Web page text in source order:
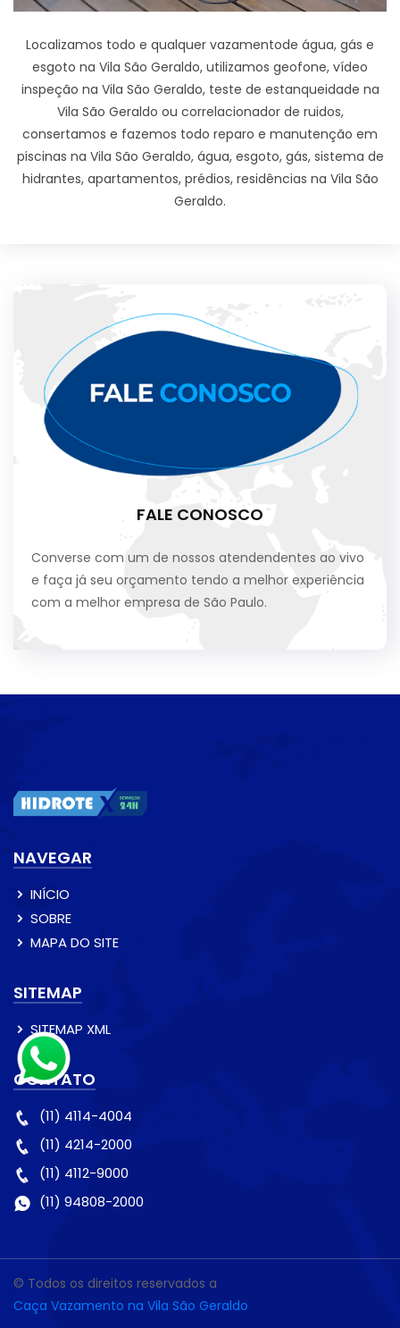
Localizamos todo e qualquer vazamentode água, gás e
esgoto na Vila São Geraldo, utilizamos geofone, vídeo
inspeção na Vila São Geraldo, teste de estanqueidade na
Vila São Geraldo ou correlacionador de ruidos,
consertamos e fazemos todo reparo e manutenção em
piscinas na Vila São Geraldo, água, esgoto, gás, sistema de
hidrantes, apartamentos, prédios, residências na Vila São
Geraldo.
FALE CONOSCO
Converse com um de nossos atendendentes ao vivo
e faça já seu orçamento tendo a melhor experiência
com a melhor empresa de São Paulo.
NAVEGAR
INÍCIO
SOBRE
MAPA DO SITE
SITEMAP
SITEMAP XML
CONTATO
(11) 4114-4004
(11) 4214-2000
(11) 4112-9000
(11) 94808-2000
© Todos os direitos reservados a
Caça Vazamento na Vila São Geraldo